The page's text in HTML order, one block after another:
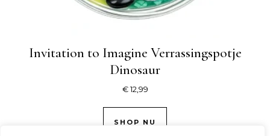
Invitation to Imagine Verrassingspotje
Dinosaur
€12,99
SHOP NU